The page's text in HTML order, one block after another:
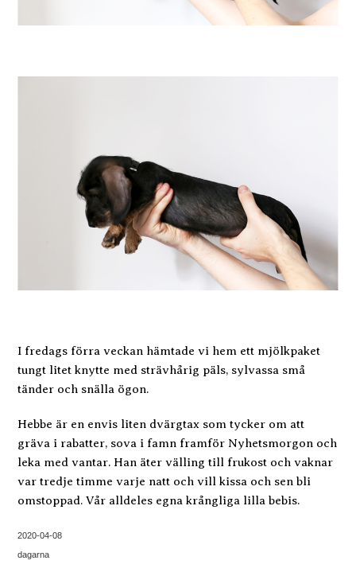
I fredags förra veckan hämtade vi hem ett mjölkpaket
tungt litet knytte med strävhårig päls, sylvassa små
tänder och snälla ögon.
Hebbe är en envis liten dvärgtax som tycker om att
gräva i rabatter, sova i famn framför Nyhetsmorgon och
leka med vantar. Han äter välling till frukost och vaknar
var tredje timme varje natt och vill kissa och sen bli
omstoppad. Vår alldeles egna krångliga lilla bebis.
2020-04-08
dagarna